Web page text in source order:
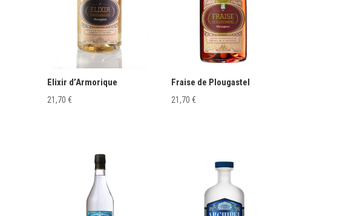
Elixir d’Armorique
21,70€
Fraise de Plougastel
21,70 €